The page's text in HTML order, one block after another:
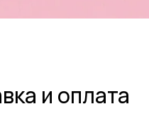
и оплата